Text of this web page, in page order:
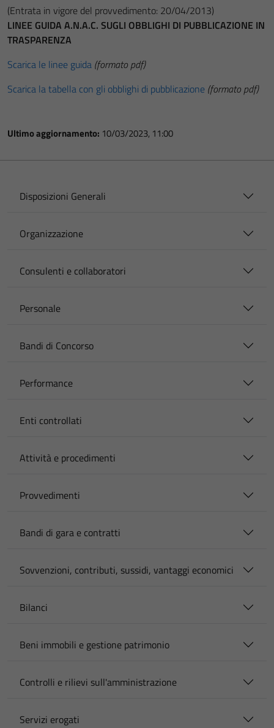
(Entrata in vigore del provvedimento: 20/04/2013)
LINEE GUIDA A.N.A.C. SUGLI OBBLIGHI DI PUBBLICAZIONE IN
TRASPARENZA
Scarica le linee guida (formato pdf)
Scarica la tabella con gli obblighi di pubblicazione (formato pdf)
Ultimo aggiornamento: 10/03/2023, 11:00
Disposizioni Generali
Organizzazione
Consulenti e collaboratori
Personale
Bandi di Concorso
Performance
Enti controllati
Attività e procedimenti
Provvedimenti
Bandi di gara e contratti
Sovvenzioni, contributi, sussidi, vantaggi economici
Bilanci
Beni immobili e gestione patrimonio
Controlli e rilievi sull'amministrazione
Servizi erogati